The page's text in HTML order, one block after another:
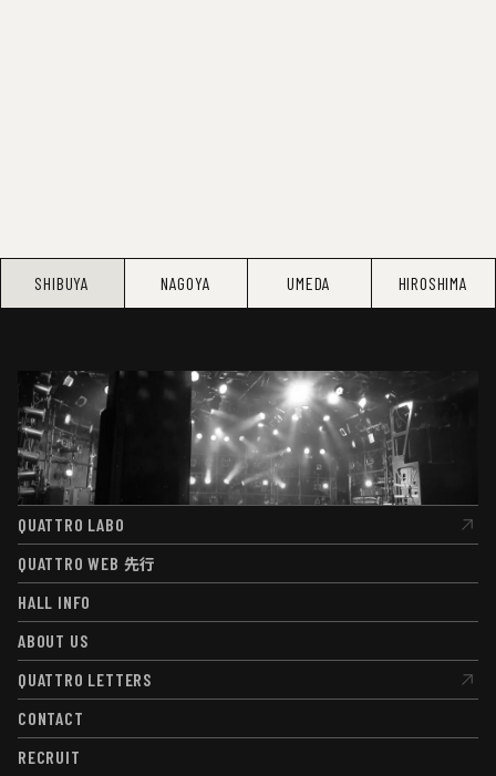
SHIBUYA NAGOYA UMEDA HIROSHIMA
QUATTRO LABO
QUATTRO LABO
QUATTRO WEB 先行
QUATTRO WEB先行
HALL INFO
HALL INFO
ABOUT US
ABOUT US
QUATTRO LETTERS
QUATTRO LETTERS
CONTACT
CONTACT
RECRUIT